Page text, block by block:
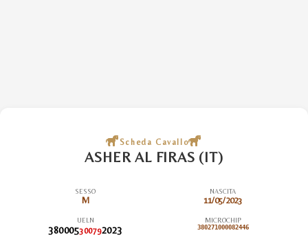
Scheda Cavallo
ASHER AL FIRAS (IT)
SESSO
M
NASCITA
11/05/2023
UELN
380005300792023
MICROCHIP
380271000082446